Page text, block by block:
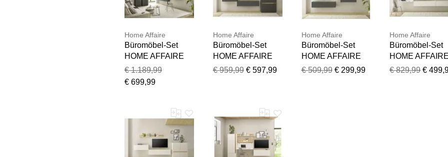
Home Affaire
Büromöbel-Set
HOME AFFAIRE
"CiTY/GiRON",
grau (anthrazit),
Arbeitsmöbel-Sets,
Büromöbel-Set,
Home Office, mit
Wandsekretär
€ 1.189,99
€ 699,99
Home Affaire
Büromöbel-Set
HOME AFFAIRE
"CiTY/GiRON",
Arbeitsmöbel-Sets,
Büromöbel-Set,
Wandsekretär,
Home Office
€ 959,99 € 597,99
Home Affaire
Büromöbel-Set
HOME AFFAIRE
"CiTY/GiRON",
€ 509,99 € 299,99
Home Affaire
Büromöbel-Set
HOME AFFAIRE
"CiTY/GiRON",
€ 829,99 €